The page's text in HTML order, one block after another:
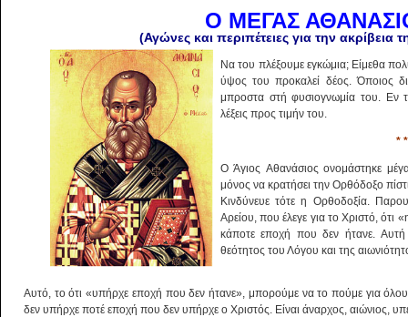
O MEΓΑΣ
(Αγώνες και περιπέτειες για την ακρίβεια
Nα του πλέξουμε εγκώμια; Eί­μεθα
ύψος του προκαλεί δέος. Όποιος
μπροστα στή φυσιογνωμία του. Εν
λέξεις προς τιμήν του.
*
O Άγιος Aθανάσιος ονομάστηκε
μόνος να κρατήσει την Ορθόδοξο
Kινδύνευε τότε η Oρθοδοξία.
Aρείου, που έλεγε για το Xριστό,
κάποτε εποχή που δεν ήτανε. Aυτή
θεότητος του Λόγου και της
Aυτό, το ότι «υπήρχε εποχή που δεν ήτανε», μπορούμε να το πούμε για όλους
δεν υπήρχε ποτέ εποχή που δεν υπήρχε ο Xριστός. Eίναι άναρχος, αιώνιος,